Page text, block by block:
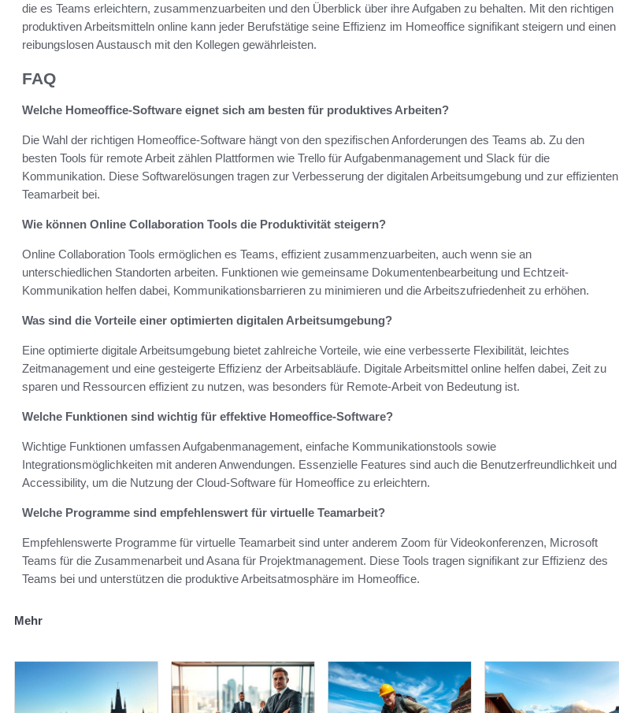
die es Teams erleichtern, zusammenzuarbeiten und den Überblick über ihre Aufgaben zu behalten. Mit den richtigen
produktiven Arbeitsmitteln online kann jeder Berufstätige seine Effizienz im Homeoffice signifikant steigern und einen
reibungslosen Austausch mit den Kollegen gewährleisten.
FAQ
Welche Homeoffice-Software eignet sich am besten für produktives Arbeiten?
Die Wahl der richtigen Homeoffice-Software hängt von den spezifischen Anforderungen des Teams ab. Zu den
besten Tools für remote Arbeit zählen Plattformen wie Trello für Aufgabenmanagement und Slack für die
Kommunikation. Diese Softwarelösungen tragen zur Verbesserung der digitalen Arbeitsumgebung und zur effizienten
Teamarbeit bei.
Wie können Online Collaboration Tools die Produktivität steigern?
Online Collaboration Tools ermöglichen es Teams, effizient zusammenzuarbeiten, auch wenn sie an
unterschiedlichen Standorten arbeiten. Funktionen wie gemeinsame Dokumentenbearbeitung und Echtzeit-
Kommunikation helfen dabei, Kommunikationsbarrieren zu minimieren und die Arbeitszufriedenheit zu erhöhen.
Was sind die Vorteile einer optimierten digitalen Arbeitsumgebung?
Eine optimierte digitale Arbeitsumgebung bietet zahlreiche Vorteile, wie eine verbesserte Flexibilität, leichtes
Zeitmanagement und eine gesteigerte Effizienz der Arbeitsabläufe. Digitale Arbeitsmittel online helfen dabei, Zeit zu
sparen und Ressourcen effizient zu nutzen, was besonders für Remote-Arbeit von Bedeutung ist.
Welche Funktionen sind wichtig für effektive Homeoffice-Software?
Wichtige Funktionen umfassen Aufgabenmanagement, einfache Kommunikationstools sowie
Integrationsmöglichkeiten mit anderen Anwendungen. Essenzielle Features sind auch die Benutzerfreundlichkeit und
Accessibility, um die Nutzung der Cloud-Software für Homeoffice zu erleichtern.
Welche Programme sind empfehlenswert für virtuelle Teamarbeit?
Empfehlenswerte Programme für virtuelle Teamarbeit sind unter anderem Zoom für Videokonferenzen, Microsoft
Teams für die Zusammenarbeit und Asana für Projektmanagement. Diese Tools tragen signifikant zur Effizienz des
Teams bei und unterstützen die produktive Arbeitsatmosphäre im Homeoffice.
Mehr